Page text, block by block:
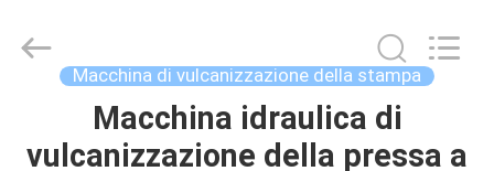
Instrument
Technology
Macchina di vulcanizzazione della stampa
Macchina idraulica di
vulcanizzazione della pressa a